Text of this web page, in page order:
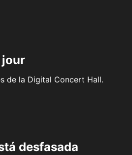
jour
de la Digital Concert Hall.
desfasada